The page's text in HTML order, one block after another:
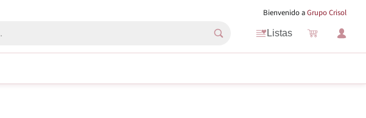
Bienvenido aGrupo Crisol
Listas